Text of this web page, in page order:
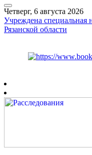
Четверг, 6 августа 2026
Учреждена специальная
Рязанской области